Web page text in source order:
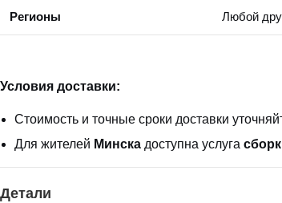
Регионы Любой
Условия доставки:
Стоимость и точные сроки доставки
Для жителей Минска доступна услуга
Детали